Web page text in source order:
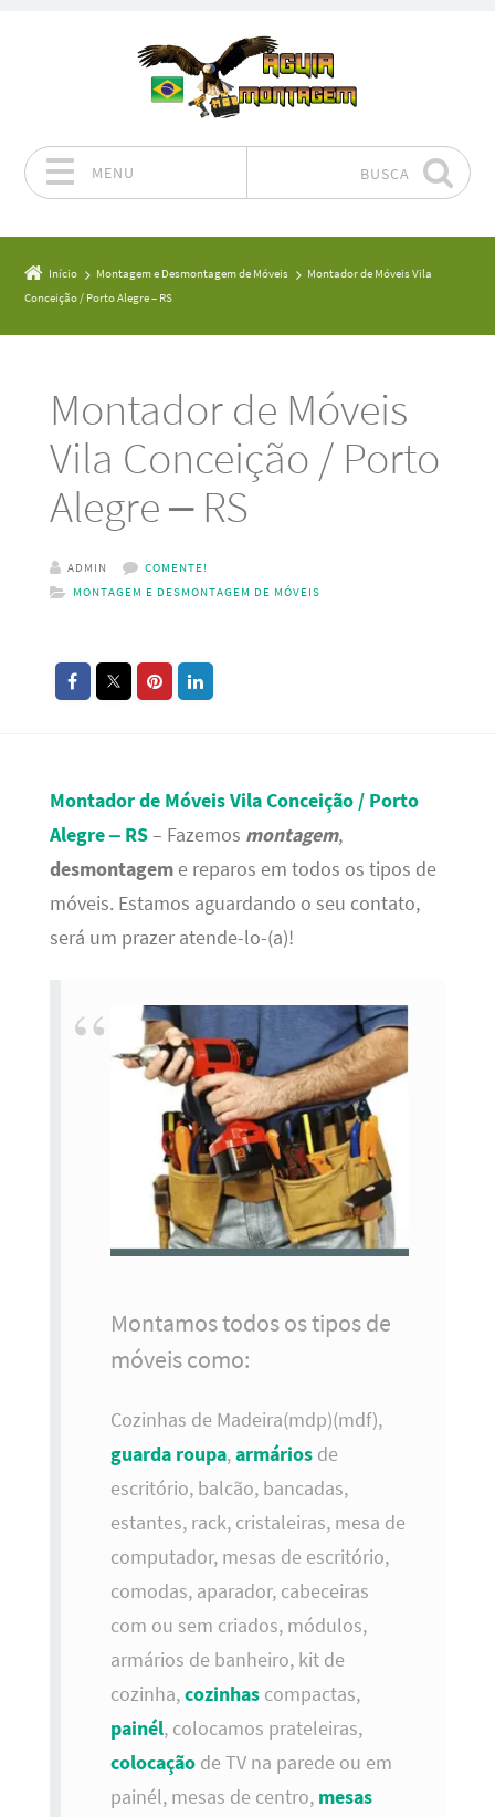
MENU BUSCA
Início Montagem e Desmontagem de Móveis
Montador de Móveis Vila
Conceição / Porto Alegre – RS
Montador de Móveis
Vila Conceição / Porto
Alegre – RS
ADMIN
COMENTE!
MONTAGEM E DESMONTAGEM DE MÓVEIS
Montador de Móveis Vila Conceição / Porto
Alegre – RS– Fazemos montagem,
desmontageme reparos em todos os tipos de
móveis. Estamos aguardando o seu contato,
será um prazer atende-lo-(a)!
Montamos todos os tipos de
móveis como:
Cozinhas de Madeira(mdp)(mdf),
guarda roupa,armáriosde
escritório, balcão, bancadas,
estantes, rack, cristaleiras, mesa de
computador, mesas de escritório,
comodas, aparador, cabeceiras
com ou sem criados, módulos,
armários de banheiro, kit de
cozinha,cozinhascompactas,
painél, colocamos prateleiras,
colocaçãode TV na parede ou em
painél, mesas de centro, mesas